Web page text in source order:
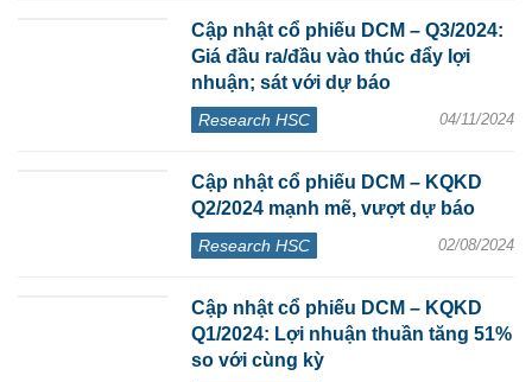
Cập nhật cổ phiếu DCM – Q3/2024:
Giá đầu ra/đầu vào thúc đẩy lợi
nhuận; sát với dự báo
Research HSC 04/11/2024
Cập nhật cổ phiếu DCM – KQKD
Q2/2024 mạnh mẽ, vượt dự báo
Research HSC 02/08/2024
Cập nhật cổ phiếu DCM – KQKD
Q1/2024: Lợi nhuận thuần tăng 51%
so với cùng kỳ